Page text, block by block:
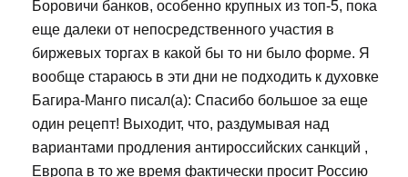
Боровичи банков, особенно крупных из топ-5, пока
еще далеки от непосредственного участия в
биржевых торгах в какой бы то ни было форме. Я
вообще стараюсь в эти дни не подходить к духовке
Багира-Манго писал(а): Спасибо большое за еще
один рецепт! Выходит, что, раздумывая над
вариантами продления антироссийских санкций ,
Европа в то же время фактически просит Россию